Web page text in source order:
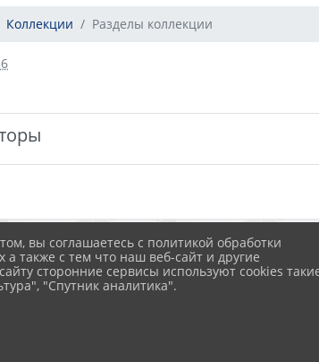
Коллекции Разделы коллекции
вы соглашаетесь с политикой обработки
также с тем что наш веб-сайт и другие
сторонние сервисы используют cookies
"Спутник аналитика".